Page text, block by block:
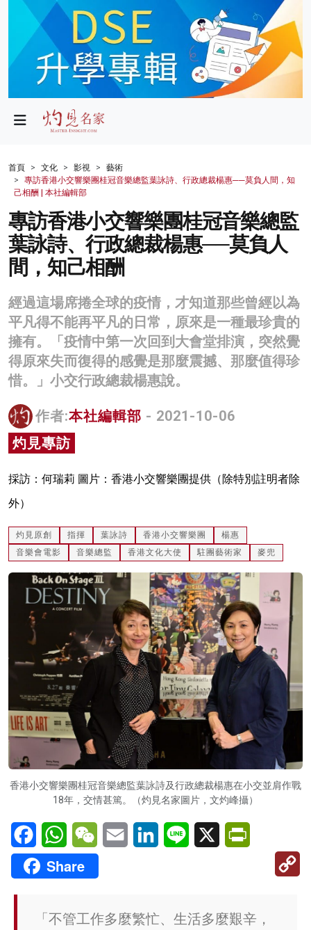
政局
財經
生活
健康
商業
科技
影片
名家榜
灼見活動
關於我們
首頁 文化 影視
藝術
專訪香港小交響樂團桂冠音樂總監葉詠詩、行政總裁楊惠──莫負人間，知
己相酬 | 本社編輯部
專訪香港小交響樂團桂冠音樂總監
葉詠詩、行政總裁楊惠──莫負人
間，知己相酬
經過這場席捲全球的疫情，才知道那些曾經以為
平凡得不能再平凡的日常，原來是一種最珍貴的
擁有。「疫情中第一次回到大會堂排演，突然覺
得原來失而復得的感覺是那麼震撼、那麼值得珍
惜。」小交行政總裁楊惠說。
作者:本社編輯部 - 2021-10-06
灼見專訪
採訪：何瑞莉 圖片：香港小交響樂團提供（除特別註明者除
外）
灼見原創 指揮 葉詠詩 香港小交響樂團
楊惠
音樂會電影
音樂總監 香港文化大使 駐團藝術家 麥兜
香港小交響樂團桂冠音樂總監葉詠詩及行政總裁楊惠在小交並肩作戰
18年，交情甚篤。（灼見名家圖片，文灼峰攝）
FacebookWhatsAppWeChatEmail LinkedInLine X
Share
「不管工作多麼繁忙、生活多麼艱辛，